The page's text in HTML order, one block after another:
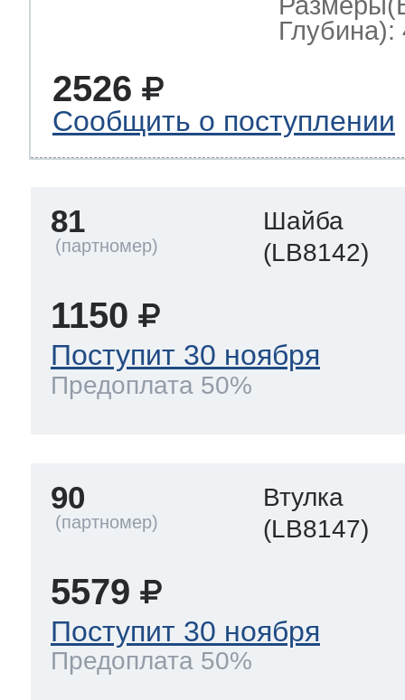
Глубина):
2526
Сообщить о поступлении
81
Шайба
(LB8142)
1150
Поступит 30 ноября
Предоплата 50%
90
Втулка
(LB8147)
5579
Поступит 30 ноября
Предоплата 50%